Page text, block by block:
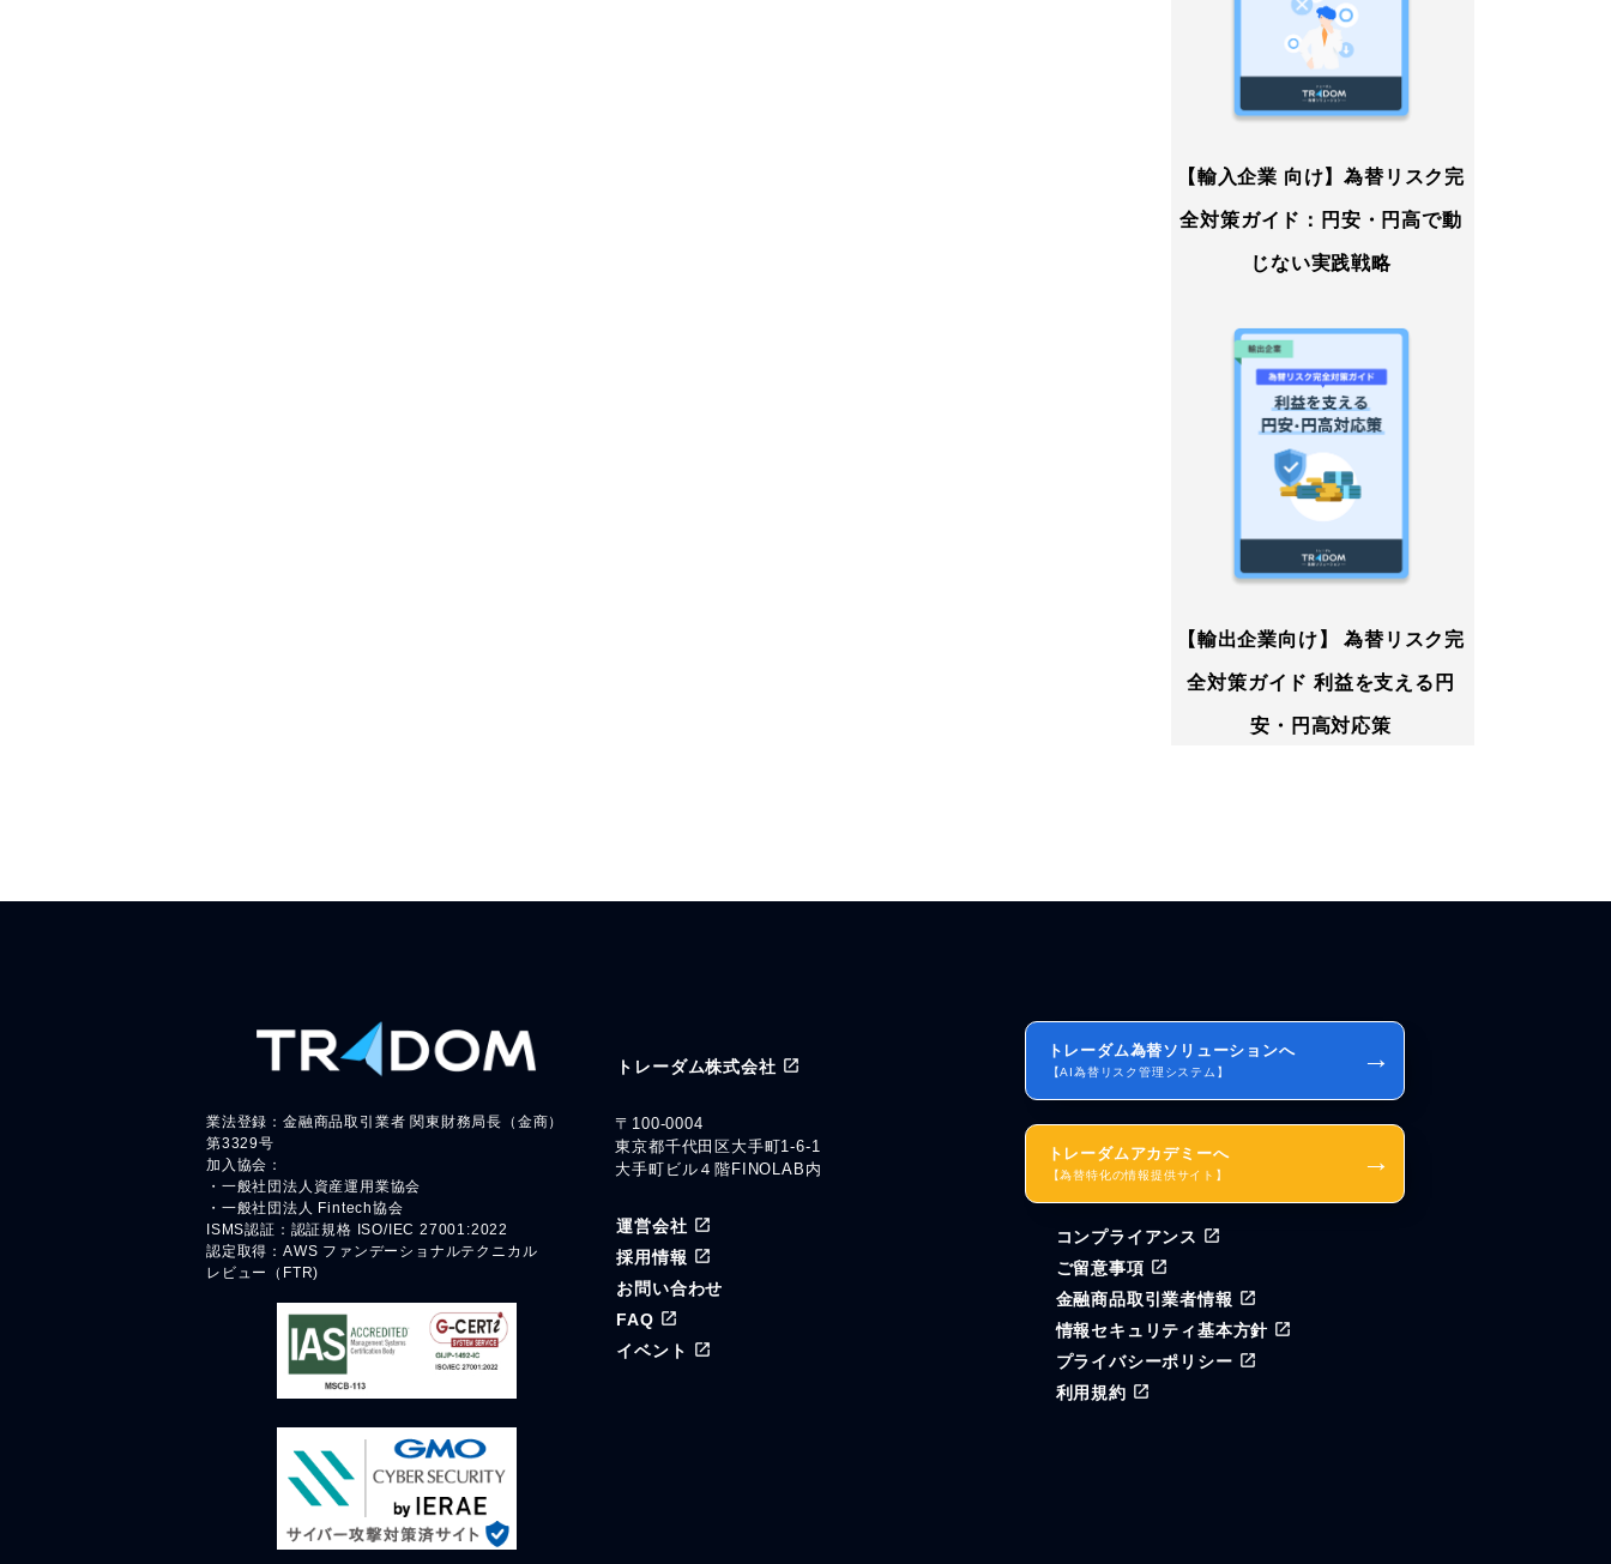
【輸入企業 向け】為替リスク完
全対策ガイド：円安・円高で動
じない実践戦略
【輸出企業向け】 為替リスク完
全対策ガイド 利益を支える円
安・円高対応策
業法登録：金融商品取引業者 関東財務局長（金商）
第3329号
加入協会：
・一般社団法人資産運用業協会
・一般社団法人 Fintech協会
ISMS認証：認証規格 ISO/IEC 27001:2022
認定取得：AWS ファンデーショナルテクニカル
レビュー（FTR)
トレーダム株式会社
〒100-0004
東京都千代田区大手町1-6-1
大手町ビル４階FINOLAB内
運営会社
採用情報
お問い合わせ
FAQ
イベント
トレーダム為替ソリューションへ
【AI為替リスク管理システム】 →
トレーダムアカデミーへ
【為替特化の情報提供サイト】 →
コンプライアンス
ご留意事項
金融商品取引業者情報
情報セキュリティ基本方針
プライバシーポリシー
利用規約